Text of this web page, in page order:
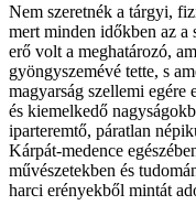
Nem szeretnék a tárgyi,
mert minden időkben az a
erő volt a meghatározó,
gyöngyszemévé tette, s
magyarság szellemi egére
és kiemelkedő
iparteremtő, páratlan
Kárpát-medence
művészetekben és
harci erényekből mintát